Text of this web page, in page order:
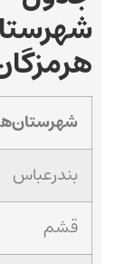
بندرعباس
قشم